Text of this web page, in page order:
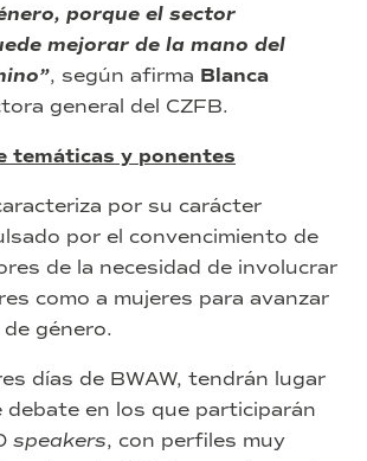
porque el sector
mejorar de la mano del
, según afirma Blanca
general del CZFB.
temáticas y ponentes
por su carácter
por el convencimiento de
de la necesidad de involucrar
como a mujeres para avanzar
género.
días de BWAW, tendrán lugar
debate en los que participarán
speakers, con perfiles muy